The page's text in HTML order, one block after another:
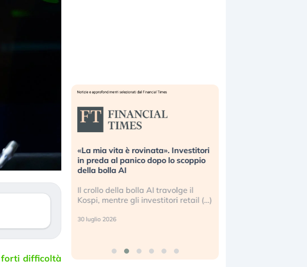
forti difficoltà
alla
guidando il
«La mia vita è rovinata». Investitori
in preda al panico dopo lo scoppio
della bolla AI
Il crollo della bolla AI travolge il
Kospi, mentre gli investitori retail (…)
30 luglio 2026